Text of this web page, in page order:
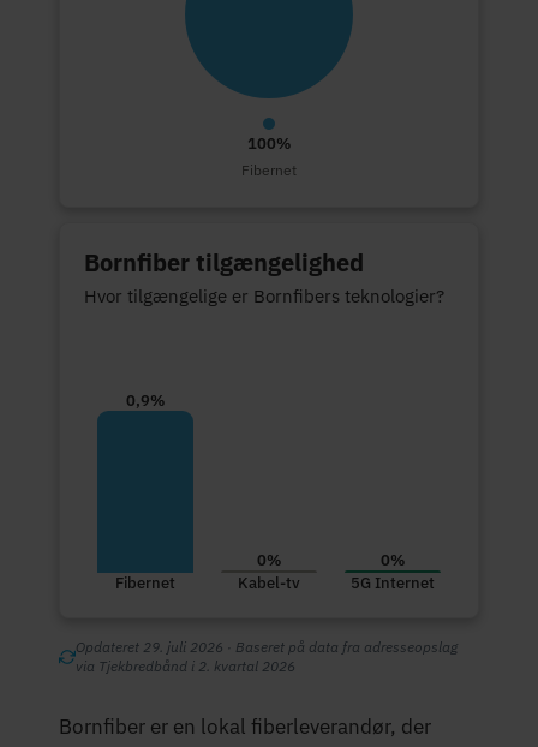
100%
Fibernet
Bornfiber tilgængelighed
Hvor tilgængelige er Bornfibers teknologier?
0,9%
Fibernet
0%
Kabel-tv
0%
5G Internet
Opdateret 29. juli 2026 · Baseret på data fra adresseopslag
via Tjekbredbånd i 2. kvartal 2026
Bornfiber er en lokal fiberleverandør, der